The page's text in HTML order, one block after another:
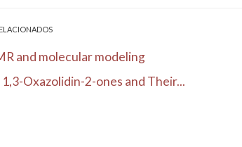
and molecular modeling
Oxazolidin-2-ones and Their...